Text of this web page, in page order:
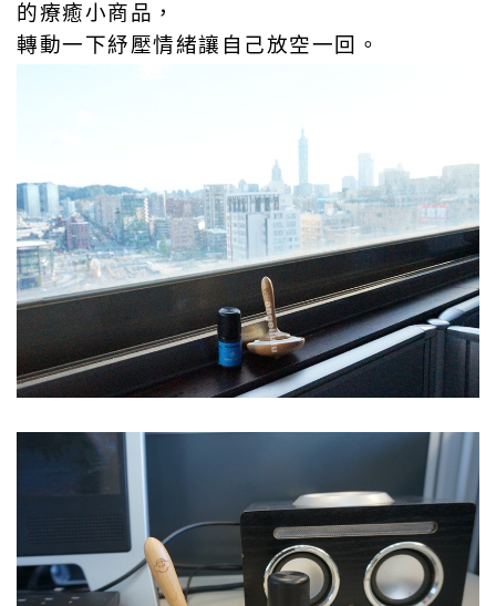
的療癒小商品，
轉動一下紓壓情緒讓自己放空一回。